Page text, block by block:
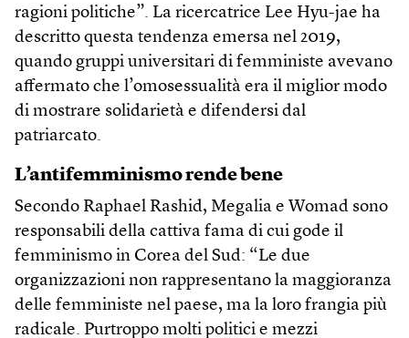
ragioni politiche”. La ricercatrice Lee Hyu-jae ha
descritto questa tendenza emersa nel 2019,
quando gruppi universitari di femministe avevano
affermato che l’omosessualità era il miglior modo
di mostrare solidarietà e difendersi dal
patriarcato.
L’antifemminismo rende bene
Secondo Raphael Rashid, Megalia e Womad sono
responsabili della cattiva fama di cui gode il
femminismo in Corea del Sud: “Le due
organizzazioni non rappresentano la maggioranza
delle femministe nel paese, ma la loro frangia più
radicale. Purtroppo molti politici e mezzi